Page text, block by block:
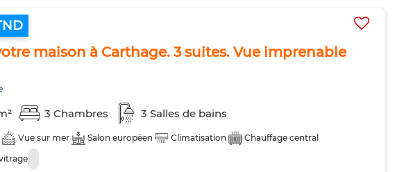
maison à Carthage. 3 suites. Vue imprenable
3 Chambres 3 Salles de bains
Vue sur mer Salon européen Climatisation
Chauffage central